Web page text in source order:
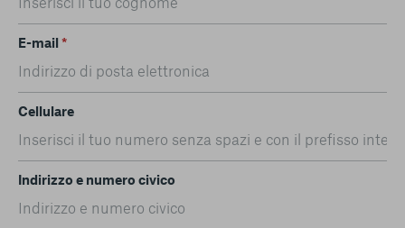
E-mail*
Cellulare
Indirizzo e numero civico